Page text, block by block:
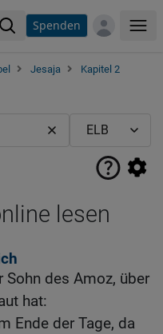
Spenden
Jesaja
Kapitel 2
lesen
Sohn des Amoz, über
hat:
Ende der Tage, da